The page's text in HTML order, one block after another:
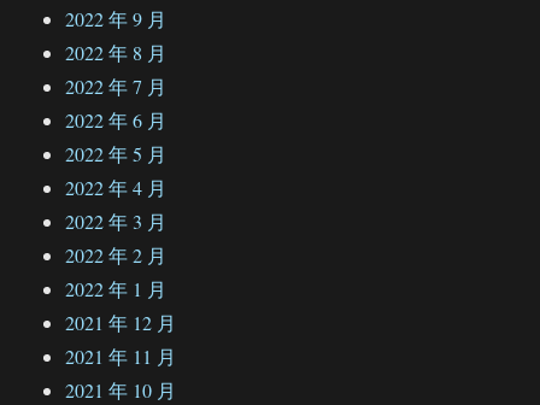
2022 年 9 月
2022 年 8 月
2022 年 7 月
2022 年 6 月
2022 年 5 月
2022 年 4 月
2022 年 3 月
2022 年 2 月
2022 年 1 月
2021 年 12 月
2021 年 11 月
2021 年 10 月